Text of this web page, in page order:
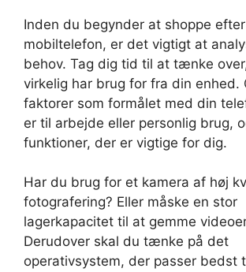
Inden du begynder at shoppe
mobiltelefon, er det vigtigt at
behov. Tag dig tid til at tænke
virkelig har brug for fra din enhed.
faktorer som formålet med din
er til arbejde eller personlig brug,
funktioner, der er vigtige for dig.
Har du brug for et kamera af høj
fotografering? Eller måske en stor
lagerkapacitet til at gemme
Derudover skal du tænke på det
operativsystem, der passer bedst